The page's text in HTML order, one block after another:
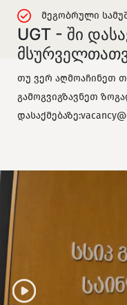
მეგობრული
UGT - ში
თუ ვერ აღმოაჩინეთ
გამოგვიგზავნეთ
დასაქმებაზე: